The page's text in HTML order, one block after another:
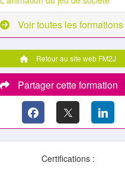
Voir toutes les formations
Retour au site web FM2J
Partager cette formation
Certifications :